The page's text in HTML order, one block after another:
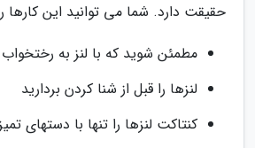
حقیقت دارد. شما می توانید این کارها
مطمئن شوید که با لنز به رختخواب
لنزها را قبل از شنا کردن بردارید
کنتاکت لنزها را تنها با دستهای